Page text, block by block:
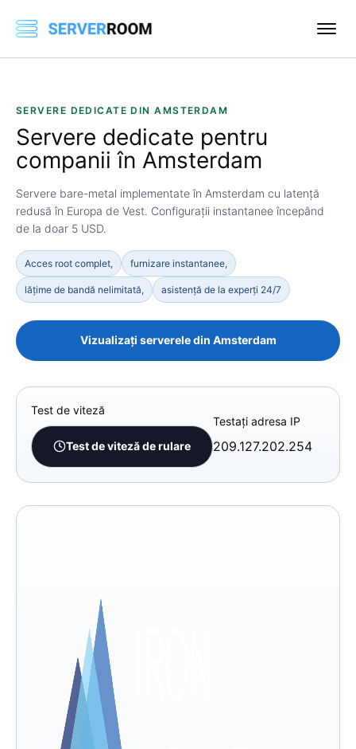
SERVERE DEDICATE DIN AMSTERDAM
Servere dedicate pentru
companii în Amsterdam
Servere bare-metal implementate în Amsterdam cu latență
redusă în Europa de Vest. Configurații instantanee începând
de la doar 5 USD.
Acces root complet, furnizare instantanee,
lățime de bandă nelimitată, asistență de la experți 24/7
Vizualizați serverele din Amsterdam
Test de viteză
Test de viteză de rulare
Testați adresa IP
209.127.202.254